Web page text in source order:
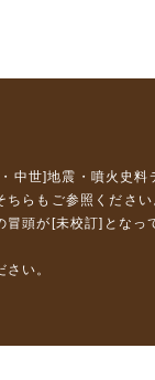
中世]地震・噴火史料
ちら もご参照ください
頭が[未校訂]とな
さい。